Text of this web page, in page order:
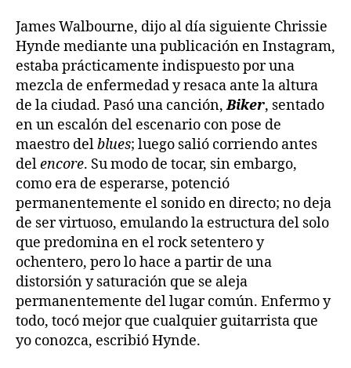
James Walbourne, dijo al día siguiente Chrissie
Hynde mediante una publicación en Instagram,
estaba prácticamente indispuesto por una
mezcla de enfermedad y resaca ante la altura
de la ciudad. Pasó una canción,Biker, sentado
en un escalón del escenario con pose de
maestro delblues; luego salió corriendo antes
delencore. Su modo de tocar, sin embargo,
como era de esperarse, potenció
permanentemente el sonido en directo; no deja
de ser virtuoso, emulando la estructura del solo
que predomina en el rock setentero y
ochentero, pero lo hace a partir de una
distorsión y saturación que se aleja
permanentemente del lugar común. Enfermo y
todo, tocó mejor que cualquier guitarrista que
yo conozca, escribió Hynde.